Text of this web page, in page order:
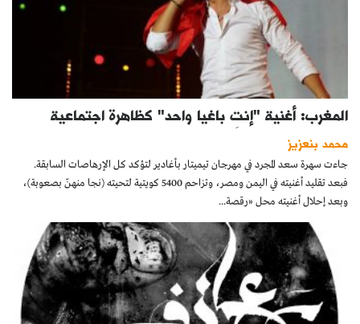
المغرب: أغنية "إنتِ باغيا واحد" كظاهرة اجتماعية
محمد بنعزيز
جاءت سهرة سعد المجرد في مهرجان تيميتار بأغادير لتؤكد كل الإرهاصات السابقة.
فبعد تقليد أغنيته في اليمن ومصر، وتزاحم 5400 كويتية لتحيته (نجا منهنّ بصعوبة)،
وبعد إحلال أغنيته محل «رقصة...